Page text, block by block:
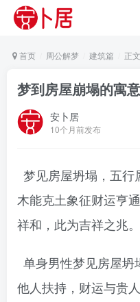
首页 周公解梦 建筑篇 正文
梦到房屋崩塌的寓意
安卜居
10个月前发布
梦见房屋坍塌，五行
木能克土象征财运亨
祥和，此为吉祥之兆。
单身男性梦见房屋
他人扶持，财运与贵